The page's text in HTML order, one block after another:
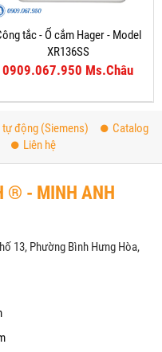
tắc - Ổ cắm Hager - Model
XR136SS
0909.067.950 Ms.Châu
tự động (Siemens)
Catalog
Liên hệ
® - MINH ANH
13, Phường Bình Hưng Hòa,